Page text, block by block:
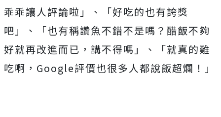
乖乖讓人評論啦」、「好吃的也有誇獎
吧」、「也有稱讚魚不錯不是嗎？醋飯不夠
好就再改進而已，講不得嗎」、「就真的難
吃啊，Google評價也很多人都說飯超爛！」